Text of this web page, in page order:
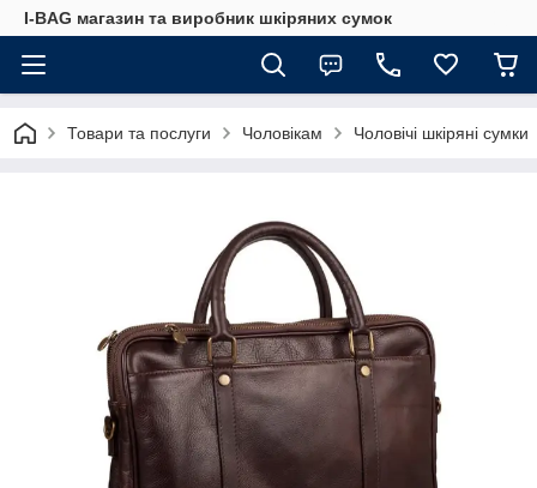
I-BAG магазин та виробник шкіряних сумок
Товари та послуги Чоловікам Чоловічі шкіряні сумки